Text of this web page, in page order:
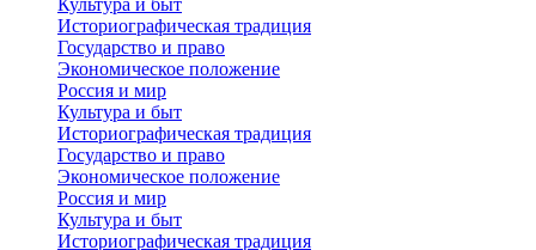
Культура и быт
Историографическая традиция
Государство и право
Экономическое положение
Россия и мир
Культура и быт
Историографическая традиция
Государство и право
Экономическое положение
Россия и мир
Культура и быт
Историографическая традиция